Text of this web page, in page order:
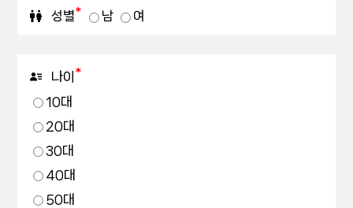
성별* 남 여
나이 *
10대
20대
30대
40대
50대